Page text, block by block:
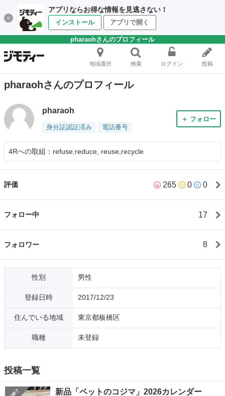
アプリならお得な情報を見逃さない！
インストール アプリで開く
pharaohさんのプロフィール
地域選択 検索 ログイン 投稿
pharaohさんのプロフィール
pharaoh
身分証認証済み 電話番号
＋ フォロー
4Rへの取組：refuse,reduce, reuse,recycle
評価 265 0 0
フォロー中 17
フォロワー 8
性別 男性
登録日時 2017/12/23
住んでいる地域 東京都板橋区
職種 未登録
投稿一覧
新品「ペットのコジマ」2026カレンダー